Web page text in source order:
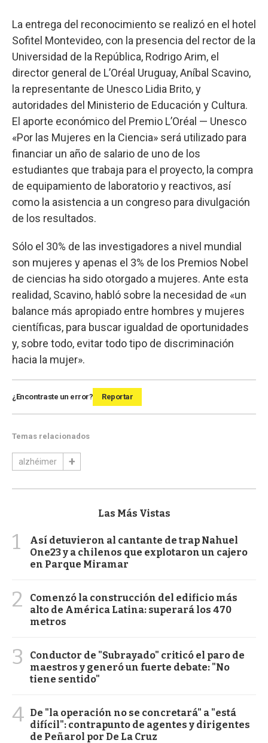
La entrega del reconocimiento se realizó en el hotel
Sofitel Montevideo, con la presencia del rector de la
Universidad de la República, Rodrigo Arim, el
director general de L’Oréal Uruguay, Aníbal Scavino,
la representante de Unesco Lidia Brito, y
autoridades del Ministerio de Educación y Cultura.
El aporte económico del Premio L’Oréal — Unesco
«Por las Mujeres en la Ciencia» será utilizado para
financiar un año de salario de uno de los
estudiantes que trabaja para el proyecto, la compra
de equipamiento de laboratorio y reactivos, así
como la asistencia a un congreso para divulgación
de los resultados.
Sólo el 30% de las investigadores a nivel mundial
son mujeres y apenas el 3% de los Premios Nobel
de ciencias ha sido otorgado a mujeres. Ante esta
realidad, Scavino, habló sobre la necesidad de «un
balance más apropiado entre hombres y mujeres
científicas, para buscar igualdad de oportunidades
y, sobre todo, evitar todo tipo de discriminación
hacia la mujer».
¿Encontraste un error? Reportar
Temas relacionados
alzhéimer
Las Más Vistas
1
Así detuvieron al cantante de trap Nahuel
One23 y a chilenos que explotaron un cajero
en Parque Miramar
2
Comenzó la construcción del edificio más
alto de América Latina: superará los 470
metros
3
Conductor de "Subrayado" criticó el paro de
maestros y generó un fuerte debate: "No
tiene sentido"
4 De "la operación no se concretará" a "está
difícil": contrapunto de agentes y dirigentes
de Peñarol por De La Cruz